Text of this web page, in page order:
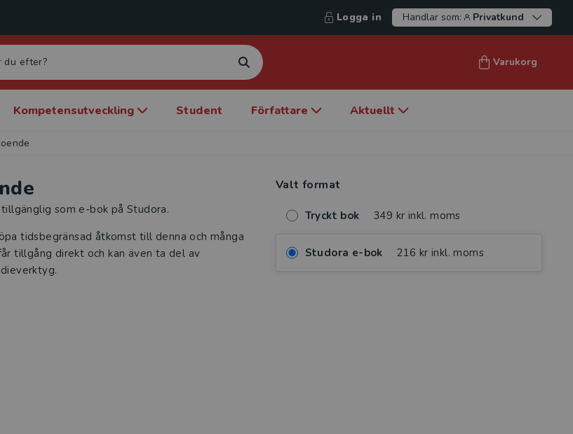
Logga in Handlar som: Privatkund
Varukorg
Kompetensutveckling Student Författare Aktuellt
som e-bok på Studora.
tidsbegränsad åtkomst till denna och många
tillgång direkt och kan även ta del av
Valt format
Tryckt bok 349 kr inkl. moms
Studora e-bok 216 kr inkl. moms